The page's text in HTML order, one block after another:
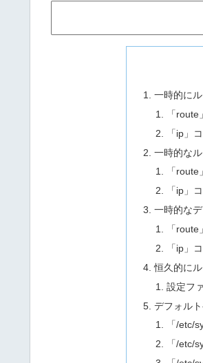
一時的に
「
「ip」
一時的な
「
「ip」
一時的な
「
「ip」
恒久的に
設定フ
デフォル
「/etc/
「/etc/